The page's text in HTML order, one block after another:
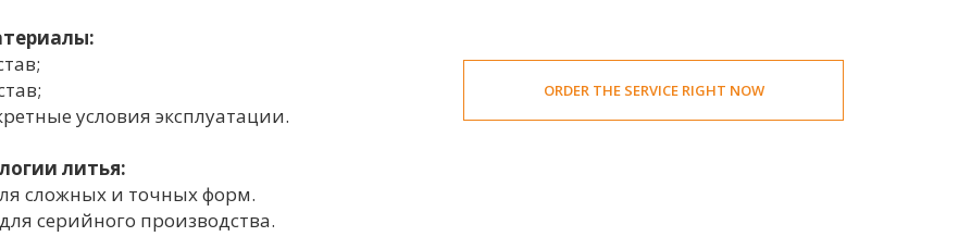
условия эксплуатации.
литья:
сложных и точных форм.
серийного производства.
ORDER THE SERVICE RIGHT NOW